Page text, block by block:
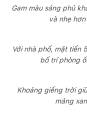
Gam màu sáng phủ
và nhẹ
Với nhà phố, mặt tiền
bố trí phòng
Khoảng giếng trời
mảng